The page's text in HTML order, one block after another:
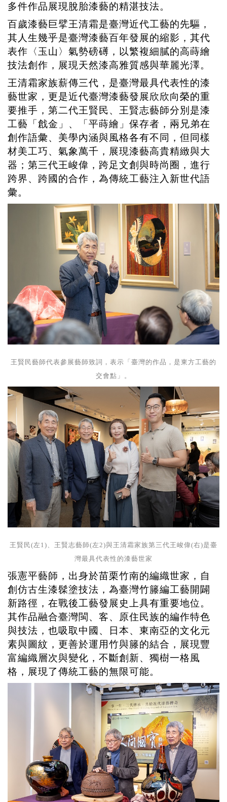
多件作品展現脫胎漆藝的精湛技法。
百歲漆藝巨擘王清霜是臺灣近代工藝的先驅，
其人生幾乎是臺灣漆藝百年發展的縮影，其代
表作〈玉山〉氣勢磅礡，以繁複細膩的高蒔繪
技法創作，展現天然漆高雅質感與華麗光澤。
王清霜家族薪傳三代，是臺灣最具代表性的漆
藝世家，更是近代臺灣漆藝發展欣欣向榮的重
要推手，第二代王賢民、王賢志藝師分別是漆
工藝「戧金」、「平蒔繪」保存者，兩兄弟在
創作語彙、美學內涵與風格各有不同，但同樣
材美工巧、氣象萬千，展現漆藝高貴精緻與大
器；第三代王峻偉，跨足文創與時尚圈，進行
跨界、跨國的合作，為傳統工藝注入新世代語
彙。
王賢民藝師代表參展藝師致詞，表示「臺灣的作品，是東方工藝的
交會點」。
王賢民(左1)、王賢志藝師(左2)與王清霜家族第三代王峻偉(右)是臺
灣最具代表性的漆藝世家
張憲平藝師，出身於苗栗竹南的編織世家，自
創仿古生漆髹塗技法，為臺灣竹籐編工藝開闢
新路徑，在戰後工藝發展史上具有重要地位。
其作品融合臺灣閩、客、原住民族的編作特色
與技法，也吸取中國、日本、東南亞的文化元
素與圖紋，更善於運用竹與籐的結合，展現豐
富編織層次與變化，不斷創新、獨樹一格風
格，展現了傳統工藝的無限可能。